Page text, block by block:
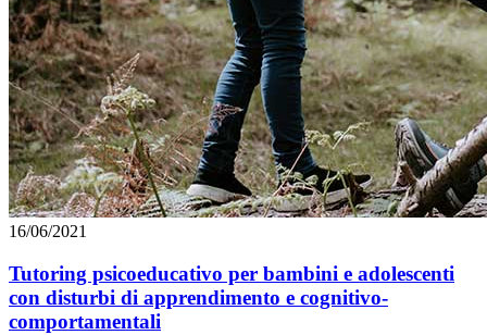
16/06/2021
Tutoring psicoeducativo per bambini e adolescenti
con disturbi di apprendimento e cognitivo-
comportamentali